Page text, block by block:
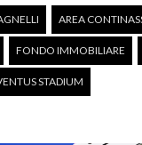
AREA
FONDO IMMOBILIARE
STADIUM